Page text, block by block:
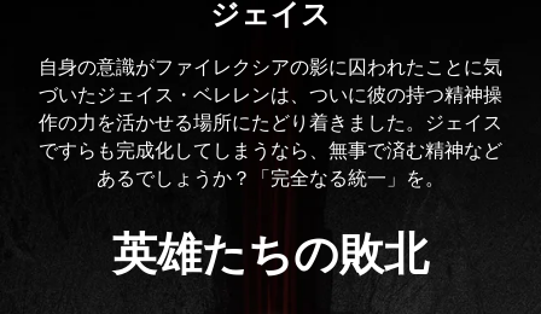
英雄たちの敗北
ジェイス
自身の意識がファイレクシアの影に囚われたことに気
づいたジェイス・ベレレンは、ついに彼の持つ精神操
作の力を活かせる場所にたどり着きました。ジェイス
ですらも完成化してしまうなら、無事で済む精神など
あるでしょうか？「完全なる統一」を。